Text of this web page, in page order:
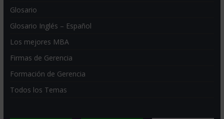
Glosario
Glosario Inglés – Español
Los mejores MBA
Firmas de Gerencia
Formación de Gerencia
Todos los Temas